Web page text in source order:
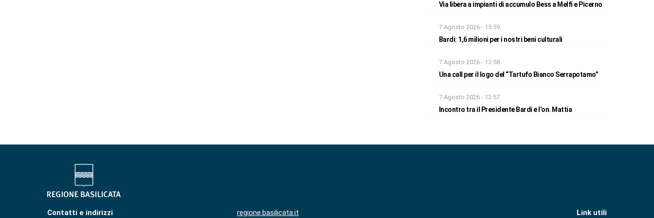
Via libera a impianti di accumulo Bess a Melfi e Picerno
7 Agosto 2026 - 15:59
Bardi: 1,6 milioni per i nostri beni culturali
7 Agosto 2026 - 13:58
Una call per il logo del “Tartufo Bianco Serrapotamo”
7 Agosto 2026 - 13:57
Incontro tra il Presidente Bardi e l’on. Mattia
Contatti e indirizzi regione.basilicata.it Link utili